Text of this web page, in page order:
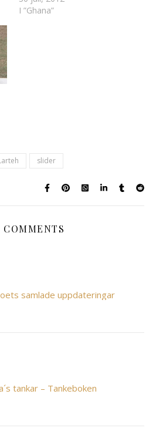
I ”Ghana”
slider
COMMENTS
samlade uppdateringar
tankar – Tankeboken